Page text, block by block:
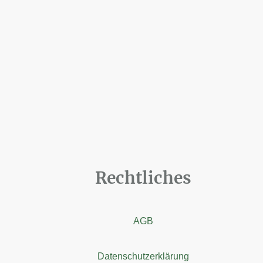
Rechtliches
AGB
Datenschutzerklärung